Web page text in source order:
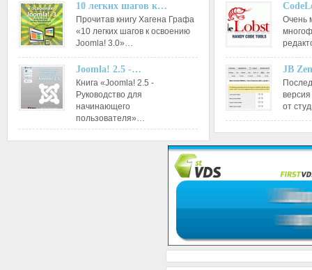
10 легких шагов к…
Прочитав книгу Хагена Графа
«10 легких шагов к освоению
Joomla! 3.0»…
Joomla! 2.5 -…
Книга «Joomla! 2.5 -
Руководство для
начинающего
пользователя»…
Очень
JB
от